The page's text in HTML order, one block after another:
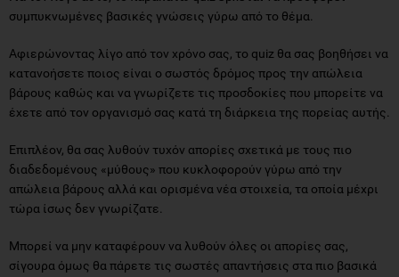
συμπυκνωμένες βασικές γνώσεις γύρω από το θέμα.
Αφιερώνοντας λίγο από τον χρόνο σας, το quiz θα σας βοηθήσει να
κατανοήσετε ποιος είναι ο σωστός δρόμος προς την απώλεια
βάρους καθώς και να γνωρίζετε τις προσδοκίες που μπορείτε να
έχετε από τον οργανισμό σας κατά τη διάρκεια της πορείας αυτής.
Επιπλέον, θα σας λυθούν τυχόν απορίες σχετικά με τους πιο
διαδεδομένους «μύθους» που κυκλοφορούν γύρω από την
απώλεια βάρους αλλά και ορισμένα νέα στοιχεία, τα οποία μέχρι
τώρα ίσως δεν γνωρίζατε.
Μπορεί να μην καταφέρουν να λυθούν όλες οι απορίες σας,
σίγουρα όμως θα πάρετε τις σωστές απαντήσεις στα πιο βασικά